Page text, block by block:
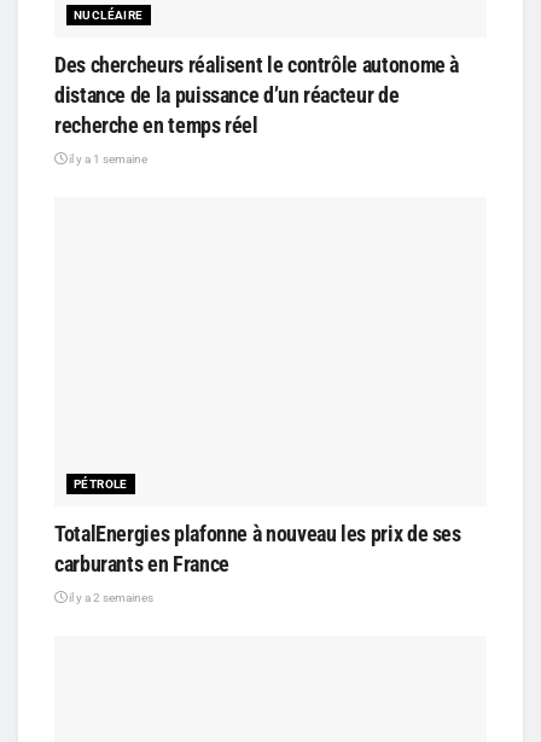
NUCLÉAIRE
Des chercheurs réalisent le contrôle autonome à
distance de la puissance d’un réacteur de
recherche en temps réel
il y a 1 semaine
PÉTROLE
TotalEnergies plafonne à nouveau les prix de ses
carburants en France
il y a 2 semaines